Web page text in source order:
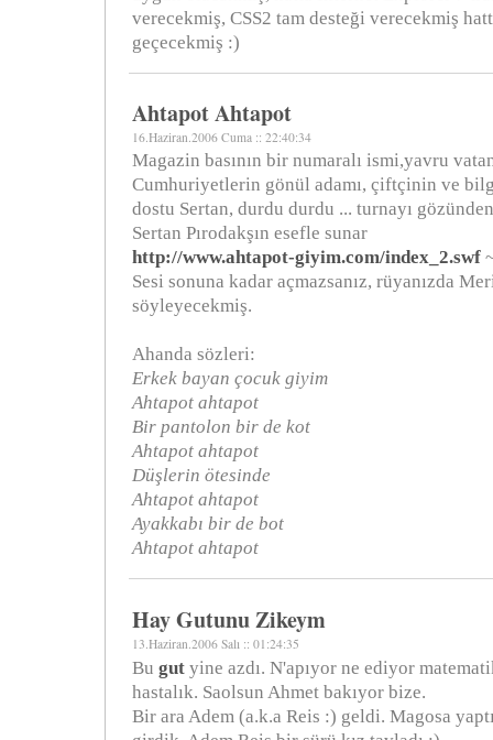
verecekmiş, CSS2 tam desteği verecekmiş
geçecekmiş :)
Ahtapot Ahtapot
16.Haziran.2006 Cuma :: 22:40:34
Magazin basının bir numaralı ismi,yavru
Cumhuriyetlerin gönül adamı, çiftçinin ve
dostu Sertan, durdu durdu ... turnayı
Sertan Pırodakşın esefle sunar
http://www.ahtapot-giyim.com/index_2.swf
Sesi sonuna kadar açmazsanız, rüyanızda
söyleyecekmiş.
Ahanda sözleri:
Erkek bayan çocuk giyim
Ahtapot ahtapot
Bir pantolon bir de kot
Ahtapot ahtapot
Düşlerin ötesinde
Ahtapot ahtapot
Ayakkabı bir de bot
Ahtapot ahtapot
Hay Gutunu Zikeym
13.Haziran.2006 Salı :: 01:24:35
Bu gut yine azdı. N'apıyor ne ediyor
hastalık. Saolsun Ahmet bakıyor bize.
Bir ara Adem (a.k.a Reis :) geldi. Magosa